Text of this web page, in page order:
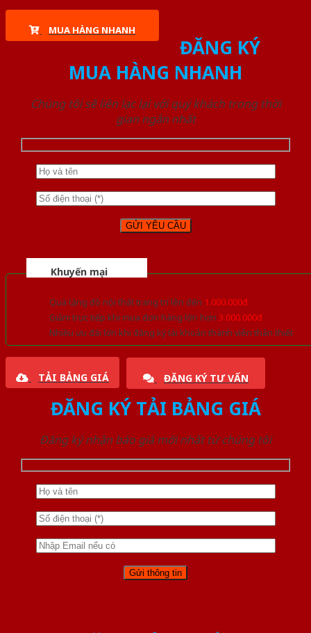
MUA HÀNG NHANH
ĐĂNG KÝ
MUA HÀNG NHANH
Chúng tôi sẽ liên lạc lại với quý khách trong thời
gian ngắn nhất
Khuyến mại
Quà tặng đồ nội thất trang trí lên đến 1.000.000đ
Giảm trực tiếp khi mua đơn hàng lớn hơn 3.000.000đ
Nhiều ưu đãi lớn khi đăng ký tài khoản thành viên thân thiết
TẢI BẢNG GIÁ ĐĂNG KÝ TƯ VẤN
ĐĂNG KÝ TẢI BẢNG GIÁ
Đăng ký nhận báo giá mới nhất từ chúng tôi